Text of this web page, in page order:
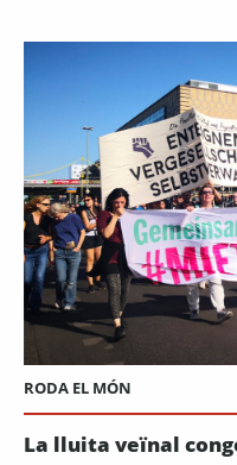
RODA EL MÓN
La lluita veïnal